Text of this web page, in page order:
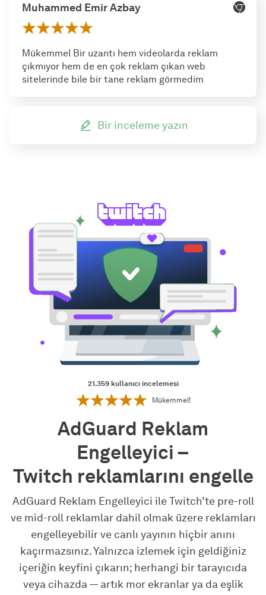
Muhammed Emir Azbay
Mükemmel Bir uzantı hem videolarda reklam
çıkmıyor hem de en çok reklam çıkan web
sitelerinde bile bir tane reklam görmedim
Bir inceleme yazın
21.359 kullanıcı incelemesi
Mükemmel!
AdGuard Reklam
Engelleyici –
Twitch reklamlarını engelle
AdGuard Reklam Engelleyici ile Twitch’te pre-roll
ve mid-roll reklamlar dahil olmak üzere reklamları
engelleyebilir ve canlı yayının hiçbir anını
kaçırmazsınız. Yalnızca izlemek için geldiğiniz
içeriğin keyfini çıkarın; herhangi bir tarayıcıda
veya cihazda — artık mor ekranlar ya da eşlik